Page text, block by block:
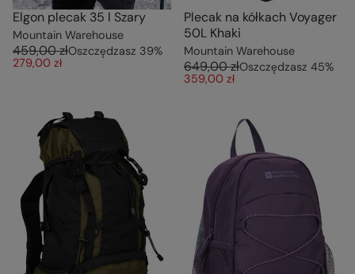
Elgon plecak 35 l Szary
Mountain Warehouse
459,00 złOszczędzasz 39%
279,00 zł
Plecak na kółkach Voyager
50L Khaki
Mountain Warehouse
649,00 złOszczędzasz 45%
359,00 zł